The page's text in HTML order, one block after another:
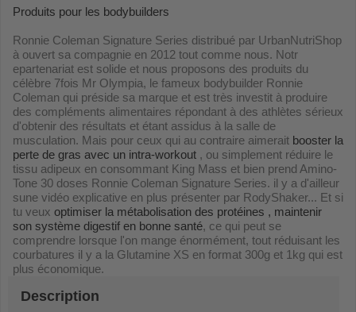
Produits pour les bodybuilders
Ronnie Coleman Signature Series distribué par UrbanNutriShop
à ouvert sa compagnie en 2012 tout comme nous. Notr
epartenariat est solide et nous proposons des produits du
célèbre 7fois Mr Olympia, le fameux bodybuilder Ronnie
Coleman qui préside sa marque et est très investit à produire
des compléments alimentaires répondant à des athlètes sérieux
d'obtenir des résultats et étant assidus à la salle de
musculation. Mais pour ceux qui au contraire aimerait booster la
perte de gras avec un intra-workout , ou simplement réduire le
tissu adipeux en consommant King Mass et bien prend Amino-
Tone 30 doses Ronnie Coleman Signature Series. il y a d'ailleur
sune vidéo explicative en plus présenter par RodyShaker... Et si
tu veux optimiser la métabolisation des protéines , maintenir
son système digestif en bonne santé, ce qui peut se
comprendre lorsque l'on mange énormément, tout réduisant les
courbatures il y a la Glutamine XS en format 300g et 1kg qui est
plus économique.
Description